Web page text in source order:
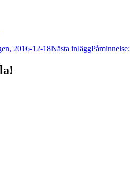
2016-12-18Nästa inlägg